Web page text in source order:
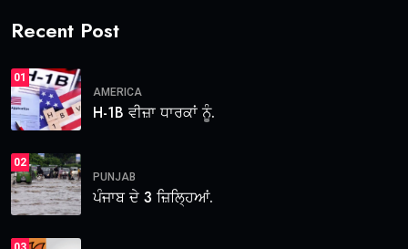
Recent Post
01
AMERICA
H-1B ਵੀਜ਼ਾ ਧਾਰਕਾਂ ਨੂੰ.
02
PUNJAB
ਪੰਜਾਬ ਦੇ 3 ਜ਼ਿਲ੍ਹਿਆਂ.